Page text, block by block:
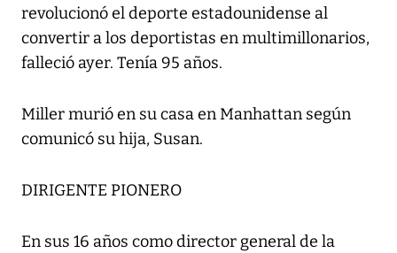
revolucionó el deporte estadounidense al
convertir a los deportistas en multimillonarios,
falleció ayer. Tenía 95 años.
Miller murió en su casa en Manhattan según
comunicó su hija, Susan.
DIRIGENTE PIONERO
En sus 16 años como director general de la